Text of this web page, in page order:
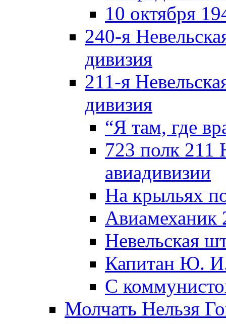
10 октября
240-я
дивизия
211-я
дивизия
“Я там, где
723 полк 211
авиадивизии
На крыльях
Невельская
Капитан Ю.
С
Молчать Нельзя